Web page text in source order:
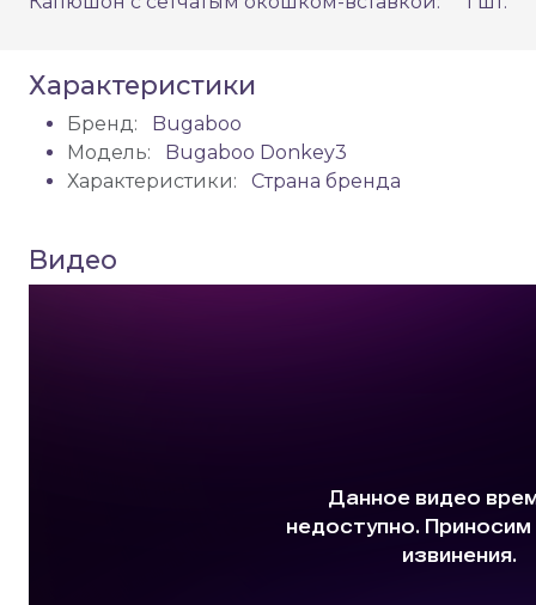
Характеристики
Бренд:
Bugaboo
Модель:
Bugaboo Donkey3
Характеристики:
Страна бренда
Видео